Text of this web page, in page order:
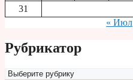
31
« Июл
Рубрикатор
Рубрикатор